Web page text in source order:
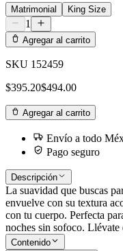
Matrimonial King Size
1
Agregar al carrito
SKU 152459
$395.20$494.00
Agregar al carrito
Envío a todo
Pago seguro
Descripción
La suavidad que buscas
envuelve con su textura
con tu cuerpo. Perfecta
noches sin sofoco. Llévate
Contenido